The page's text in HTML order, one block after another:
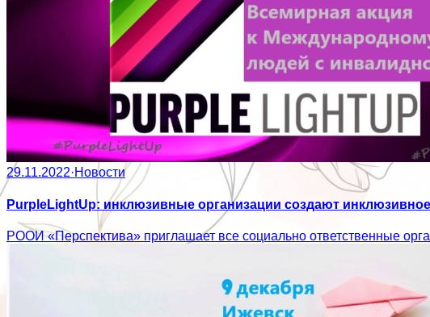
29.11.2022·Новости
PurpleLightUp: инклюзивные организации создают
РООИ «Перспектива» приглашает все социально ответственные